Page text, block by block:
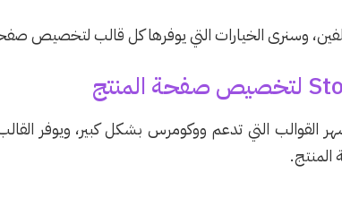
وسنرى الخيارات التي يوفرها كل قالب لتخصيص
القوالب التي تدعم ووكومرس بشكل كبير، ويوفر